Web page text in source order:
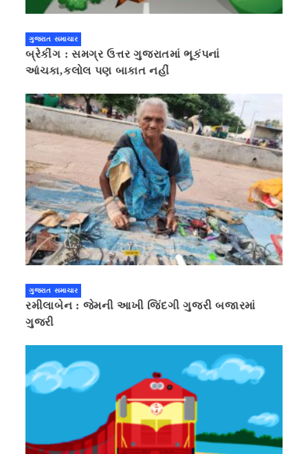
ગુજરાત સમાચાર
બ્રેકીંગ : સમગ્ર ઉત્તર ગુજરાતમાં ભૂકંપનાં
આંચકા,કલોલ પણ બાકાત નહીં
ગુજરાત સમાચાર
રમીલાબેન : જેમની આખી જિંદગી ગુજરી બજારમાં
ગુજરી